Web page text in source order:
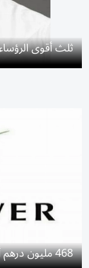
ثلث أقوى
468 مليون درهم أرباح «إمباور» النصفية بنمو 16.2%